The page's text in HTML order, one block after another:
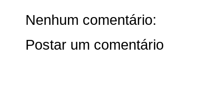
Nenhum comentário:
Postar um comentário